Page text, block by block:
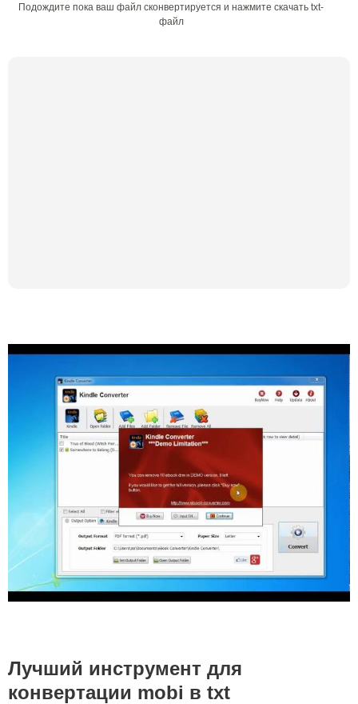
Подождите пока ваш файл сконвертируется и нажмите скачать txt-
файл
Лучший инструмент для
конвертации mobi в txt